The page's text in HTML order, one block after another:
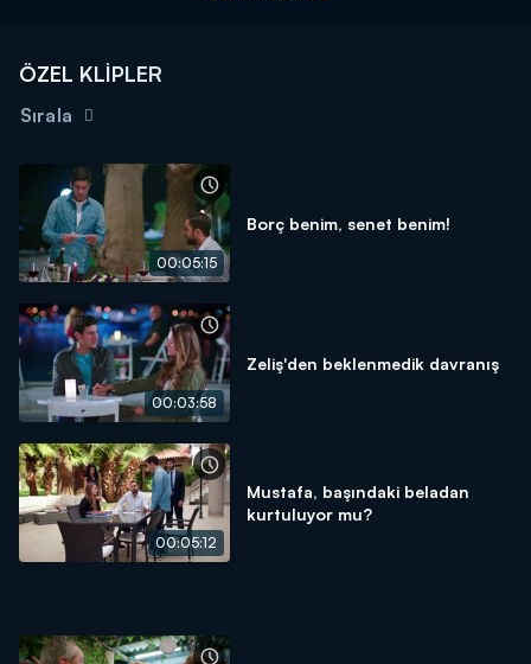
ÖZEL KLİPLER
Sırala
00:05:15
Borç benim, senet benim!
00:03:58
Zeliş'den beklenmedik davranış
00:05:12
Mustafa, başındaki beladan
kurtuluyor mu?